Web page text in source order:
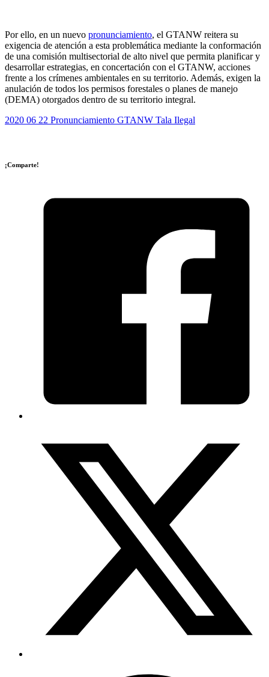
Por ello, en un nuevo pronunciamiento, el GTANW reitera su
exigencia de atención a esta problemática mediante la conformación
de una comisión multisectorial de alto nivel que permita planificar y
desarrollar estrategias, en concertación con el GTANW, acciones
frente a los crímenes ambientales en su territorio. Además, exigen la
anulación de todos los permisos forestales o planes de manejo
(DEMA) otorgados dentro de su territorio integral.
2020 06 22 Pronunciamiento GTANW Tala Ilegal
¡Comparte!